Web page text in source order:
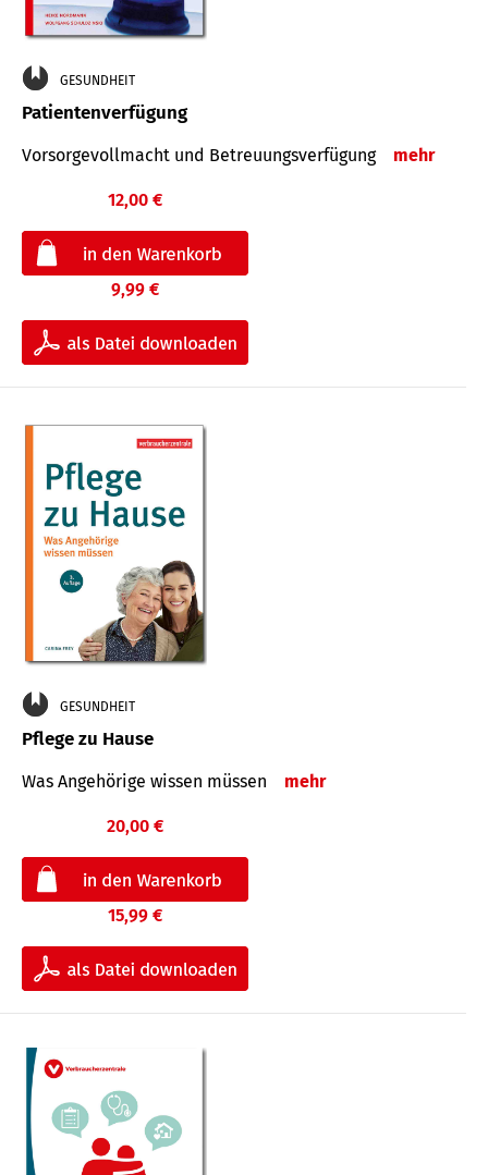
GESUNDHEIT
Patientenverfügung
Vorsorgevollmacht und Betreuungsverfügung mehr
12,00 €
9,99 €
GESUNDHEIT
Pflege zu Hause
Was Angehörige wissen müssen mehr
20,00 €
15,99 €